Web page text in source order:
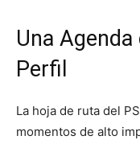
Una
Perfil
La hoja de ruta del
momentos de alto